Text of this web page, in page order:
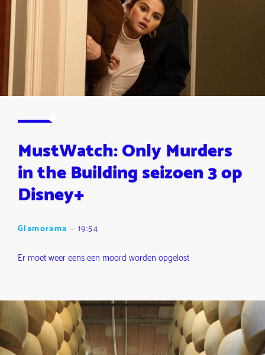
MustWatch: Only Murders
in the Building seizoen 3 op
Disney+
Glamorama — 19:54
Er moet weer eens een moord worden opgelost